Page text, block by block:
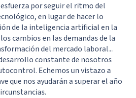
por seguir el ritmo del
en lugar de hacer lo
de la inteligencia artificial en la
cambios en las demandas de la
del mercado laboral...
constante de nosotros
Echemos un vistazo a
que nos ayudarán a superar el año